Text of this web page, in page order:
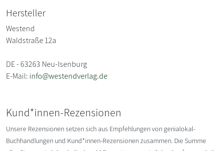
Hersteller
Westend
Waldstraße 12a
DE - 63263 Neu-Isenburg
E-Mail: info@westendverlag.de
Kund*innen-Rezensionen
Unsere Rezensionen setzen sich aus Empfehlungen von genialokal-
Buchhandlungen und Kund*innen-Rezensionen zusammen. Die Summe